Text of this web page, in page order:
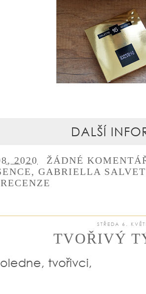
DALŠÍ
2020
ŽÁDNÉ
, GABRIELLA
RECENZE
STŘEDA 6.
TVOŘIVÝ
tvořivci,